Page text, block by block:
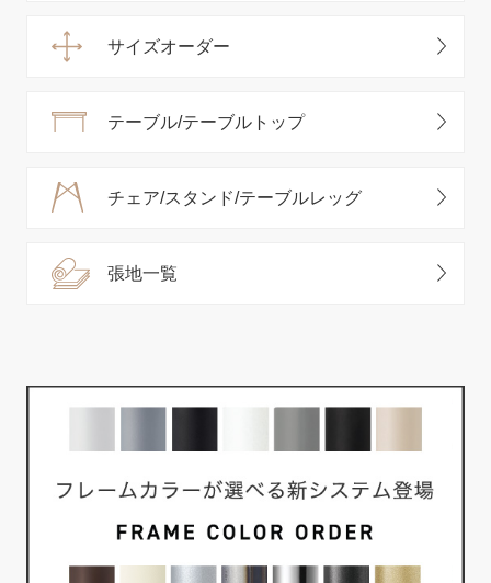
サイズオーダー
テーブル/テーブルトップ
チェア/スタンド/テーブルレッグ
張地一覧